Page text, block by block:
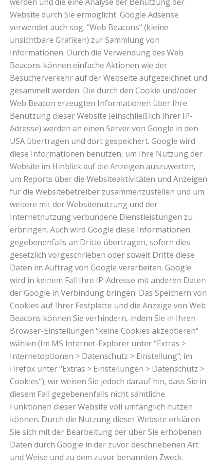
Website durch Sie ermöglicht. Google Adsense
verwendet auch sog. “Web Beacons“ (kleine
unsichtbare Grafiken) zur Sammlung von
Informationen. Durch die Verwendung des Web
Beacons können einfache Aktionen wie der
Besucherverkehr auf der Webseite aufgezeichnet und
gesammelt werden. Die durch den Cookie und/oder
Web Beacon erzeugten Informationen über Ihre
Benutzung dieser Website (einschließlich Ihrer IP-
Adresse) werden an einen Server von Google in den
USA übertragen und dort gespeichert. Google wird
diese Informationen benutzen, um Ihre Nutzung der
Website im Hinblick auf die Anzeigen auszuwerten,
um Reports über die Websiteaktivitäten und Anzeigen
für die Websitebetreiber zusammenzustellen und um
weitere mit der Websitenutzung und der
Internetnutzung verbundene Dienstleistungen zu
erbringen. Auch wird Google diese Informationen
gegebenenfalls an Dritte übertragen, sofern dies
gesetzlich vorgeschrieben oder soweit Dritte diese
Daten im Auftrag von Google verarbeiten. Google
wird in keinem Fall Ihre IP-Adresse mit anderen Daten
der Google in Verbindung bringen. Das Speichern von
Cookies auf Ihrer Festplatte und die Anzeige von Web
Beacons können Sie verhindern, indem Sie in Ihren
Browser-Einstellungen “keine Cookies akzeptieren“
wählen (Im MS Internet-Explorer unter “Extras >
Internetoptionen > Datenschutz > Einstellung“; im
Firefox unter “Extras > Einstellungen > Datenschutz >
Cookies“); wir weisen Sie jedoch darauf hin, dass Sie in
diesem Fall gegebenenfalls nicht sämtliche
Funktionen dieser Website voll umfänglich nutzen
können. Durch die Nutzung dieser Website erklären
Sie sich mit der Bearbeitung der über Sie erhobenen
Daten durch Google in der zuvor beschriebenen Art
und Weise und zu dem zuvor benannten Zweck